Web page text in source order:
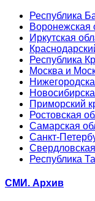
Республика
Воронежская
Иркутская
Республика
Москва и
Приморский
Ростовская
Самарская
Санкт-
Республика
СМИ. Архив